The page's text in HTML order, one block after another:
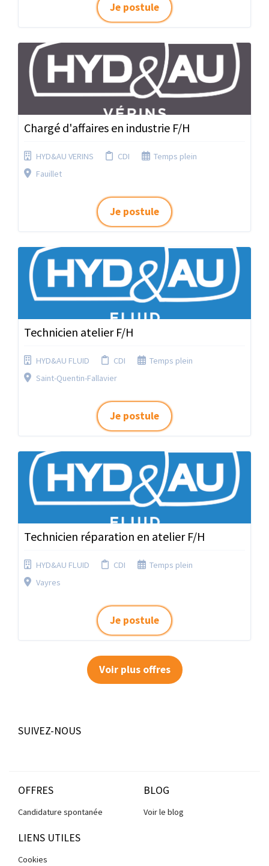
Je postule
Chargé d'affaires en industrie F/H
HYD&AU VERINS CDI
Temps plein
Fauillet
Je postule
Technicien atelier F/H
HYD&AU FLUID CDI
Temps plein
Saint-Quentin-Fallavier
Je postule
Technicien réparation en atelier F/H
HYD&AU FLUID CDI
Temps plein
Vayres
Je postule
Voir plus offres
SUIVEZ-NOUS
OFFRES
Candidature spontanée
BLOG
Voir le blog
LIENS UTILES
Cookies